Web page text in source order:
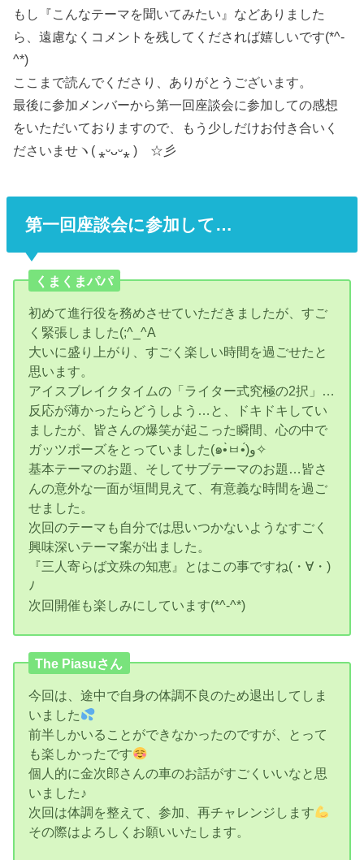
もし『こんなテーマを聞いてみたい』などありました
ら、遠慮なくコメントを残してくだされば嬉しいです(*^-
^*)
ここまで読んでくださり、ありがとうございます。
最後に参加メンバーから第一回座談会に参加しての感想
をいただいておりますので、もう少しだけお付き合いく
ださいませヽ( ⁎ᵕᴗᵕ⁎ )ゞ☆彡
第一回座談会に参加して…
くまくまパパ
初めて進行役を務めさせていただきましたが、すご
く緊張しました(;^_^A
大いに盛り上がり、すごく楽しい時間を過ごせたと
思います。
アイスブレイクタイムの「ライター式究極の2択」…
反応が薄かったらどうしよう…と、ドキドキしてい
ましたが、皆さんの爆笑が起こった瞬間、心の中で
ガッツポーズをとっていました(๑•̀ㅂ•́)و✧
基本テーマのお題、そしてサブテーマのお題…皆さ
んの意外な一面が垣間見えて、有意義な時間を過ご
せました。
次回のテーマも自分では思いつかないようなすごく
興味深いテーマ案が出ました。
『三人寄らば文殊の知恵』とはこの事ですね(・∀・)
ﾉ
次回開催も楽しみにしています(*^-^*)
The Piasuさん
今回は、途中で自身の体調不良のため退出してしま
いました
前半しかいることができなかったのですが、とって
も楽しかったです
個人的に金次郎さんの車のお話がすごくいいなと思
いました♪
次回は体調を整えて、参加、再チャレンジします
その際はよろしくお願いいたします。